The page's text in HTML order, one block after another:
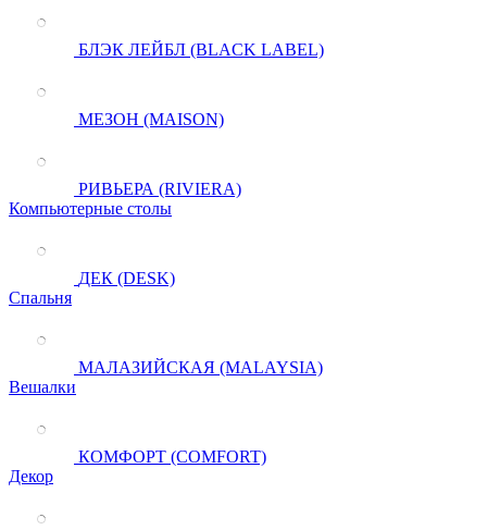
БЛЭК ЛЕЙБЛ (BLACK LABEL)
МЕЗОН (MAISON)
РИВЬЕРА (RIVIERA)
Компьютерные столы
ДЕК (DESK)
Спальня
МАЛАЗИЙСКАЯ (MALAYSIA)
Вешалки
КОМФОРТ (COMFORT)
Декор